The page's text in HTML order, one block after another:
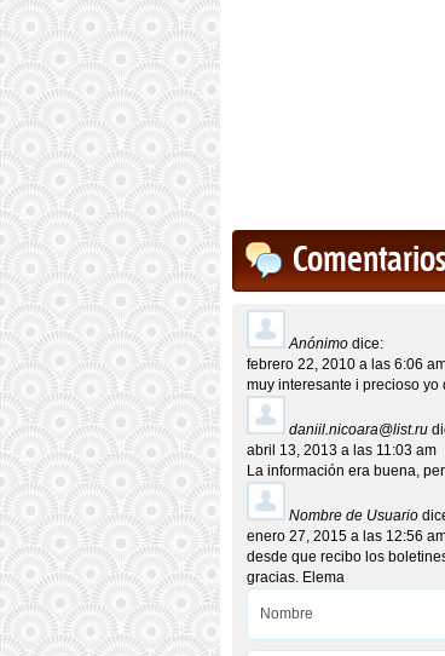
Anónimo dice:
febrero 22, 2010 a las 6:06
muy interesante i precioso
daniil.nicoara@list.ru
abril 13, 2013 a las 11:03 am
La información era buena,
Nombre de Usuario
enero 27, 2015 a las 12:56
desde que recibo los
gracias. Elema